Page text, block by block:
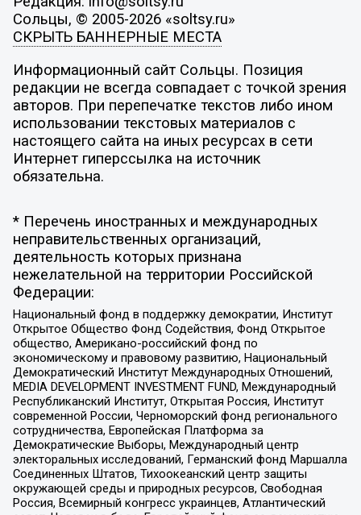
Сольцы, © 2005-2026 «soltsy.ru»
СКРЫТЬ БАННЕРНЫЕ МЕСТА
Информационный сайт Сольцы. Позиция
редакции не всегда совпадает с точкой зрения
авторов. При перепечатке текстов либо ином
использовании текстовых материалов с
настоящего сайта на иных ресурсах в сети
Интернет гиперссылка на источник
обязательна.
* Перечень иностранных и международных
неправительственных организаций,
деятельность которых признана
нежелательной на территории Российской
Федерации:
Национальный фонд в поддержку демократии, Институт
Открытое Общество Фонд Содействия, Фонд Открытое
общество, Американо-российский фонд по
экономическому и правовому развитию, Национальный
Демократический Институт Международных Отношений,
MEDIA DEVELOPMENT INVESTMENT FUND, Международный
Республиканский Институт, Открытая Россия, Институт
современной России, Черноморский фонд регионального
сотрудничества, Европейская Платформа за
Демократические Выборы, Международный центр
электоральных исследований, Германский фонд Маршалла
Соединенных Штатов, Тихоокеанский центр защиты
окружающей среды и природных ресурсов, Свободная
Россия, Всемирный конгресс украинцев, Атлантический